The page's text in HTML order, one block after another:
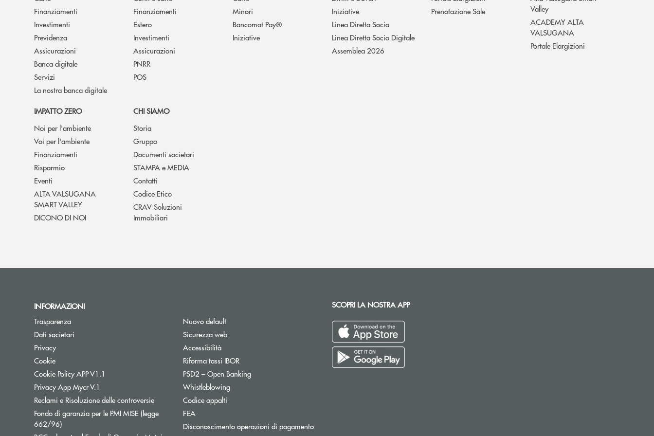
Finanziamenti
Investimenti
Previdenza
Assicurazioni
Banca digitale
Servizi
La nostra banca digitale
Finanziamenti
Estero
Investimenti
Assicurazioni
PNRR
POS
Minori
Bancomat Pay®
Iniziative
Iniziative
Linea Diretta Socio
Linea Diretta Socio Digitale
Assemblea 2026
Prenotazione Sale
Valley
ACADEMY ALTA
VALSUGANA
Portale Elargizioni
IMPATTO ZERO
Noi per l'ambiente
Voi per l'ambiente
Finanziamenti
Risparmio
Eventi
ALTA VALSUGANA
SMART VALLEY
DICONO DI NOI
CHI SIAMO
Storia
Gruppo
Documenti societari
STAMPA e MEDIA
Contatti
Codice Etico
CRAV Soluzioni
Immobiliari
INFORMAZIONI
Trasparenza
Dati societari
Privacy
Cookie
Cookie Policy APP V1.1
Privacy App Mycr V.1
Reclami e Risoluzione delle controversie
Fondo di garanzia per le PMI MISE (legge
662/96)Apre una nuova finestra
Nuovo default
Sicurezza web
Accessibilità
Riforma tassi IBOR
PSD2 – Open BankingApre una nuova finestra
Whistleblowing
Codice appalti
FEA
Disconoscimento operazioni di pagamentoApre una nuova finestra
SCOPRI LA NOSTRA APP